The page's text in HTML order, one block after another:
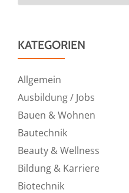
KATEGORIEN
Allgemein
Ausbildung / Jobs
Bauen & Wohnen
Bautechnik
Beauty & Wellness
Bildung & Karriere
Biotechnik